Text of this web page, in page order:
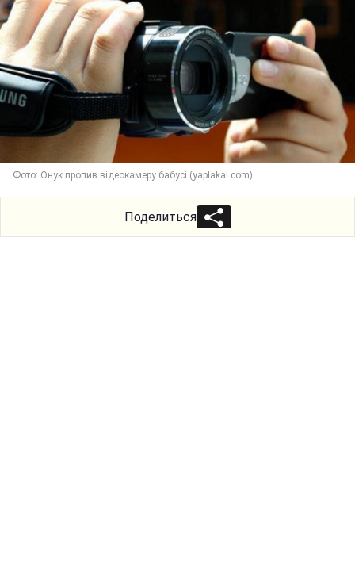
Фото: Онук пропив відеокамеру бабусі (yaplakal.com)
Поделиться